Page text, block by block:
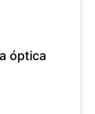
óptica